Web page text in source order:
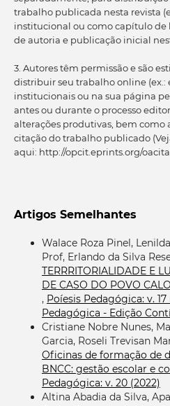
trabalho publicada nesta revista
institucional ou como capítulo
de autoria e publicação inicial
3. Autores têm permissão e são
distribuir seu trabalho online (ex.:
institucionais ou na sua página
antes ou durante o processo
alterações produtivas, bem como
citação do trabalho publicado
aqui: http://opcit.eprints.org/
Artigos Semelhantes
Walace Roza Pinel,
Prof, Erlando da Silva
TERRRITORIALIDADE E
DE CASO DO POVO
, Poíesis Pedagógica: v. 17
Pedagógica - Edição
Cristiane Nobre Nunes,
Garcia, Roseli Trevisan
Oficinas de formação de
BNCC: gestão escolar e
Pedagógica: v. 20 (2022)
Altina Abadia da Silva,